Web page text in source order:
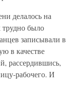
делалось на
трудно было
записывали в
в качестве
рассердившись,
рабочего. И